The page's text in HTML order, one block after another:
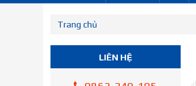
Trang chủ
LIÊN HỆ